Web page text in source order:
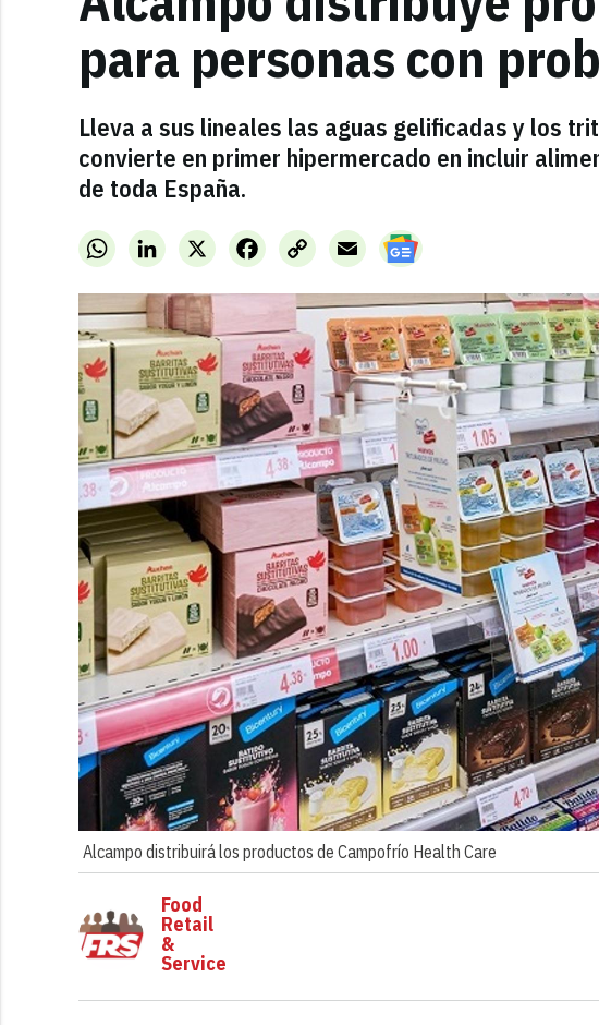
para personas con
Lleva a sus lineales las aguas gelificadas y los
convierte en primer hipermercado en incluir
de toda España.
WhatsAppLinkedInX FacebookCopy
Link
Email
Alcampo distribuirá los productos de Campofrío Health Care
Food
Retail
&
Service